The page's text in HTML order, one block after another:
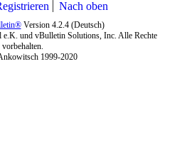
Nach oben
Version 4.2.4 (Deutsch)
und vBulletin Solutions, Inc. Alle Rechte
vorbehalten.
1999-2020